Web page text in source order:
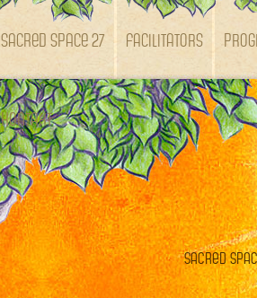
SACRED SPACE 27 Facilitators
Kontakt
Sacred